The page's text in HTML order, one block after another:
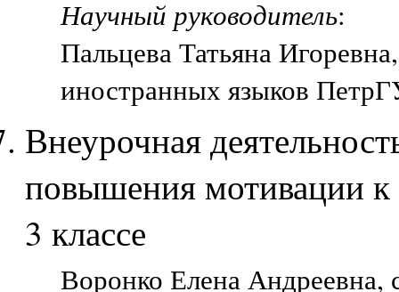
Научный руководитель:
Пальцева Татьяна
иностранных языков
Внеурочная
повышения мотивации к
3 классе
Воронко Елена Андреевна,